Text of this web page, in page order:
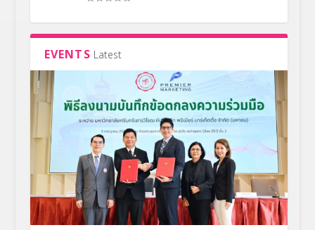
EVENTS Latest